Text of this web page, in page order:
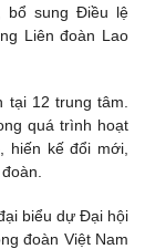
bổ sung Điều lệ
Liên đoàn Lao
tại 12 trung tâm.
quá trình hoạt
hiến kế đổi mới,
biểu dự Đại hội
đoàn Việt Nam